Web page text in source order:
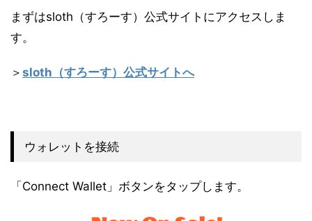
まずはsloth（すろーす）公式サイトにアクセスしま
す。
＞ sloth（すろーす）公式サイトへ
ウォレットを接続
「Connect Wallet」ボタンをタップします。